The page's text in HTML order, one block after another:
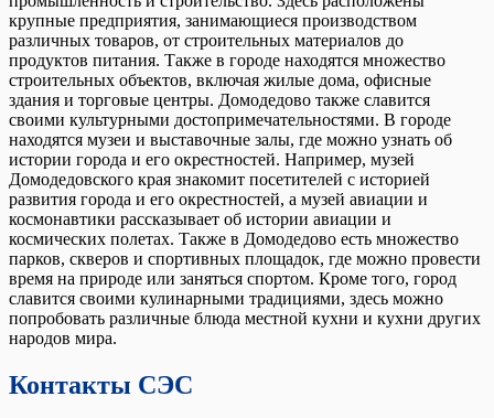
крупные предприятия, занимающиеся производством
различных товаров, от строительных материалов до
продуктов питания. Также в городе находятся множество
строительных объектов, включая жилые дома, офисные
здания и торговые центры. Домодедово также славится
своими культурными достопримечательностями. В городе
находятся музеи и выставочные залы, где можно узнать об
истории города и его окрестностей. Например, музей
Домодедовского края знакомит посетителей с историей
развития города и его окрестностей, а музей авиации и
космонавтики рассказывает об истории авиации и
космических полетах. Также в Домодедово есть множество
парков, скверов и спортивных площадок, где можно провести
время на природе или заняться спортом. Кроме того, город
славится своими кулинарными традициями, здесь можно
попробовать различные блюда местной кухни и кухни других
народов мира.
Контакты СЭС